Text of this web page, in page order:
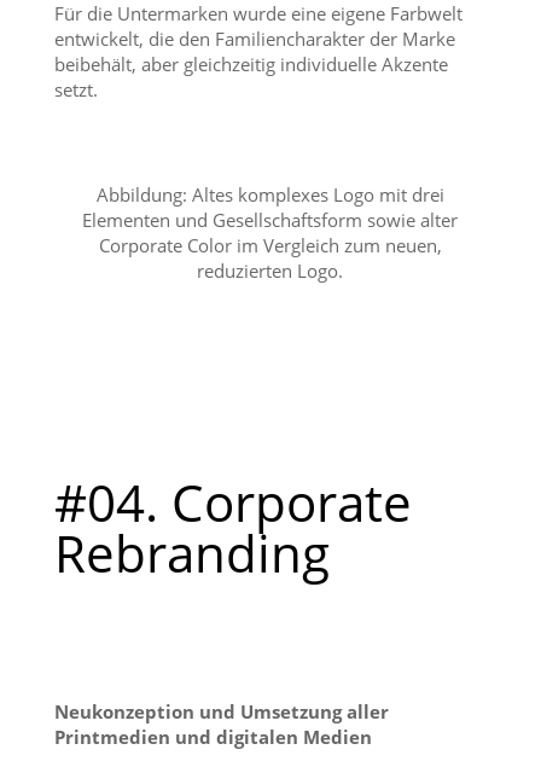
Für die Untermarken wurde eine eigene Farbwelt
entwickelt, die den Familiencharakter der Marke
beibehält, aber gleichzeitig individuelle Akzente
setzt.
Abbildung: Altes komplexes Logo mit drei
Elementen und Gesellschaftsform sowie alter
Corporate Color im Vergleich zum neuen,
reduzierten Logo.
#04. Corporate
Rebranding
Neukonzeption und Umsetzung aller
Printmedien und digitalen Medien